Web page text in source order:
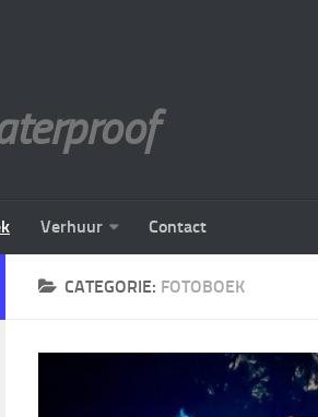
Verhuur Contact
CATEGORIE: FOTOBOEK